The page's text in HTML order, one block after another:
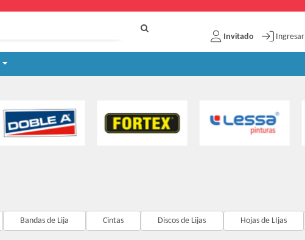
Invitado Ingresar
Bandas de Lija Cintas Discos de Lijas Hojas de LIjas